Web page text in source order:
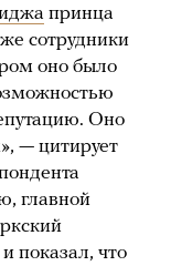
принца
сотрудники
оно было
Оно
— цитирует
главной
показал, что